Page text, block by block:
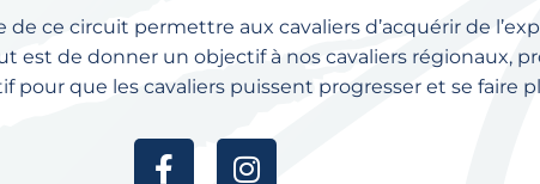
ce circuit permettre aux cavaliers d’acquérir de
est de donner un objectif à nos cavaliers régionaux,
pour que les cavaliers puissent progresser et se faire